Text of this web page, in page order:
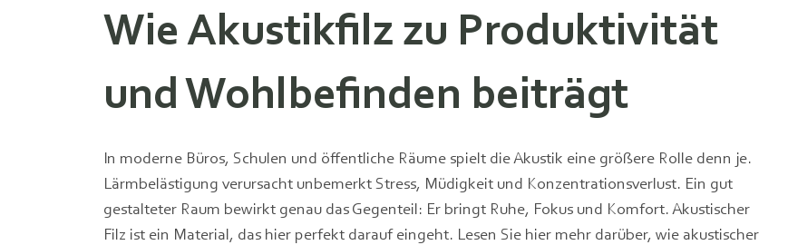
Wie Akustikfilz zu Produktivität
und Wohlbefinden beiträgt
In moderne Büros, Schulen und öffentliche Räume spielt die Akustik eine größere Rolle denn je.
Lärmbelästigung verursacht unbemerkt Stress, Müdigkeit und Konzentrationsverlust. Ein gut
gestalteter Raum bewirkt genau das Gegenteil: Er bringt Ruhe, Fokus und Komfort. Akustischer
Filz ist ein Material, das hier perfekt darauf eingeht. Lesen Sie hier mehr darüber, wie akustischer